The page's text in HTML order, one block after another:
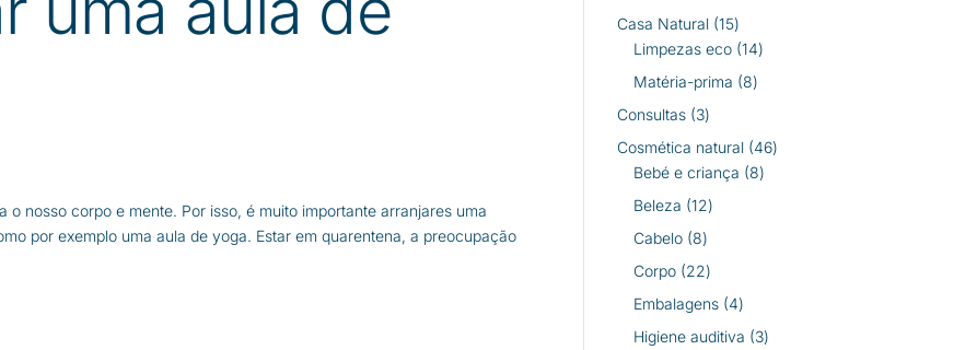
nosso corpo e mente. Por isso, é muito importante arranjares uma
por exemplo uma aula de yoga. Estar em quarentena, a preocupação
produtos
Casa Natural 1515
produtos
Limpezas eco 1414
Matéria-prima 88
Consultas 33
produtos
Cosmética natural 4646
Bebé e criança 88
Beleza 1212
Cabelo 88
produtos
Corpo 2222
produtos
Embalagens 44
produtos
Higiene auditiva 33